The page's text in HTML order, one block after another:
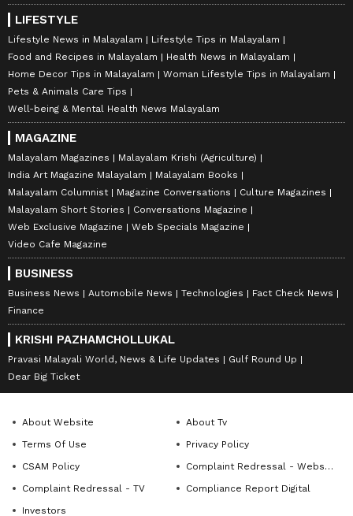
LIFESTYLE
Lifestyle News in Malayalam
Lifestyle Tips in Malayalam
Food and Recipes in Malayalam
Health News in Malayalam
Home Decor Tips in Malayalam
Woman Lifestyle Tips in Malayalam
Pets & Animals Care Tips
Well-being & Mental Health News Malayalam
MAGAZINE
Malayalam Magazines
Malayalam Krishi (Agriculture)
India Art Magazine Malayalam
Malayalam Books
Malayalam Columnist
Magazine Conversations
Culture Magazines
Malayalam Short Stories
Conversations Magazine
Web Exclusive Magazine
Web Specials Magazine
Video Cafe Magazine
BUSINESS
Business News Automobile News Technologies
Fact Check News
Finance
KRISHI PAZHAMCHOLLUKAL
Pravasi Malayali World, News & Life Updates
Gulf Round Up
Dear Big Ticket
About Website
About Tv
Terms Of Use
Privacy Policy
CSAM Policy
Complaint Redressal - Website
Complaint Redressal - TV
Compliance Report Digital
Investors